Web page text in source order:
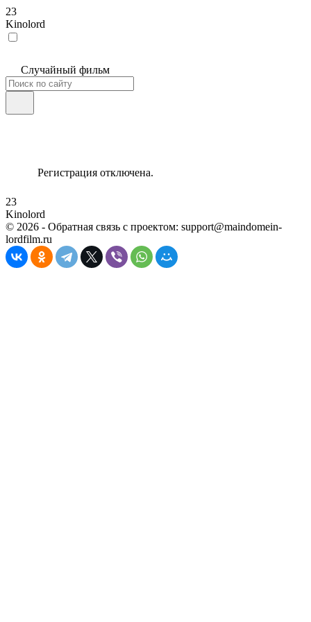
23
Kinolord
Случайный фильм
Регистрация отключена.
23
Kinolord
© 2026 - Обратная связь с проектом: support@maindomein-
lordfilm.ru